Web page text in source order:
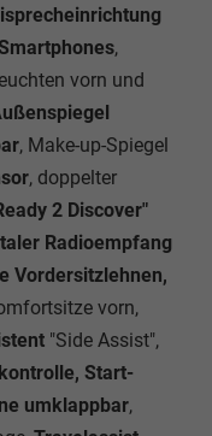
,
vorn und
, Make-up-Spiegel
, doppelter
2 Discover"
Radioempfang
Vordersitzlehnen,
vorn,
"Side Assist",
Start-
umklappbar,